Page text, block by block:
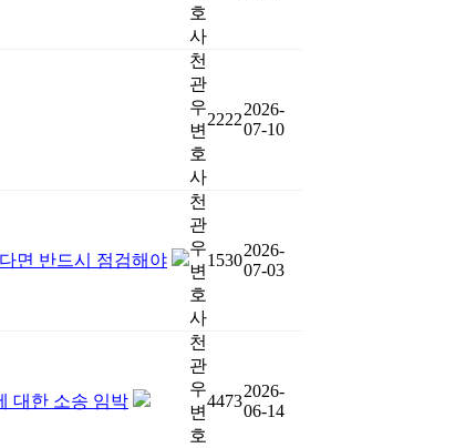
호
사
천
관
우
변
호
사
2222
2026-
07-10
면 반드시 점검해야
천
관
우
변
호
사
1530
2026-
07-03
대한 소송 임박
천
관
우
변
호
4473
2026-
06-14